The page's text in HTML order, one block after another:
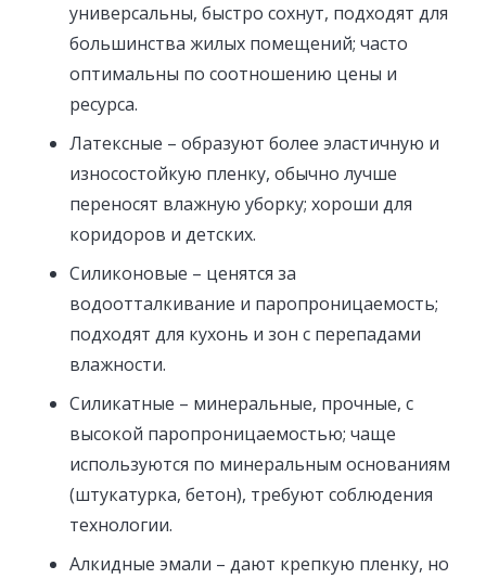
универсальны, быстро сохнут, подходят для
большинства жилых помещений; часто
оптимальны по соотношению цены и
ресурса.
Латексные – образуют более эластичную и
износостойкую пленку, обычно лучше
переносят влажную уборку; хороши для
коридоров и детских.
Силиконовые – ценятся за
водоотталкивание и паропроницаемость;
подходят для кухонь и зон с перепадами
влажности.
Силикатные – минеральные, прочные, с
высокой паропроницаемостью; чаще
используются по минеральным основаниям
(штукатурка, бетон), требуют соблюдения
технологии.
Алкидные эмали – дают крепкую пленку, но